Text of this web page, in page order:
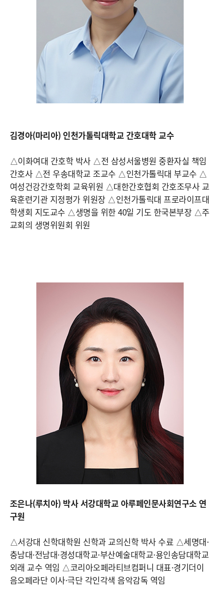
김경아(마리아) 인천가톨릭대학교 간호대학 교수
△이화여대 간호학 박사 △전 삼성서울병원 중환자실 책임
간호사 △전 우송대학교 조교수 △인천가톨릭대 부교수 △
여성건강간호학회 교육위원 △대한간호협회 간호조무사 교
육훈련기관 지정평가 위원장 △인천가톨릭대 프로라이프대
학생회 지도교수 △생명을 위한 40일 기도 한국본부장 △주
교회의 생명위원회 위원
조은나(루치아) 박사 서강대학교 아루페인문사회연구소 연
구원
△서강대 신학대학원 신학과 교의신학 박사 수료 △세명대·
충남대·전남대·경성대학교·부산예술대학교·용인송담대학교
외래 교수 역임 △코리아오페라티브컴퍼니 대표·경기더이
음오페라단 이사·극단 각인각색 음악감독 역임